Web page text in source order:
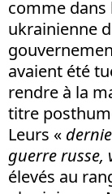
comme dans
ukrainienne
avaient été
rendre à la
titre
Leurs «
guerre russe,
élevés au